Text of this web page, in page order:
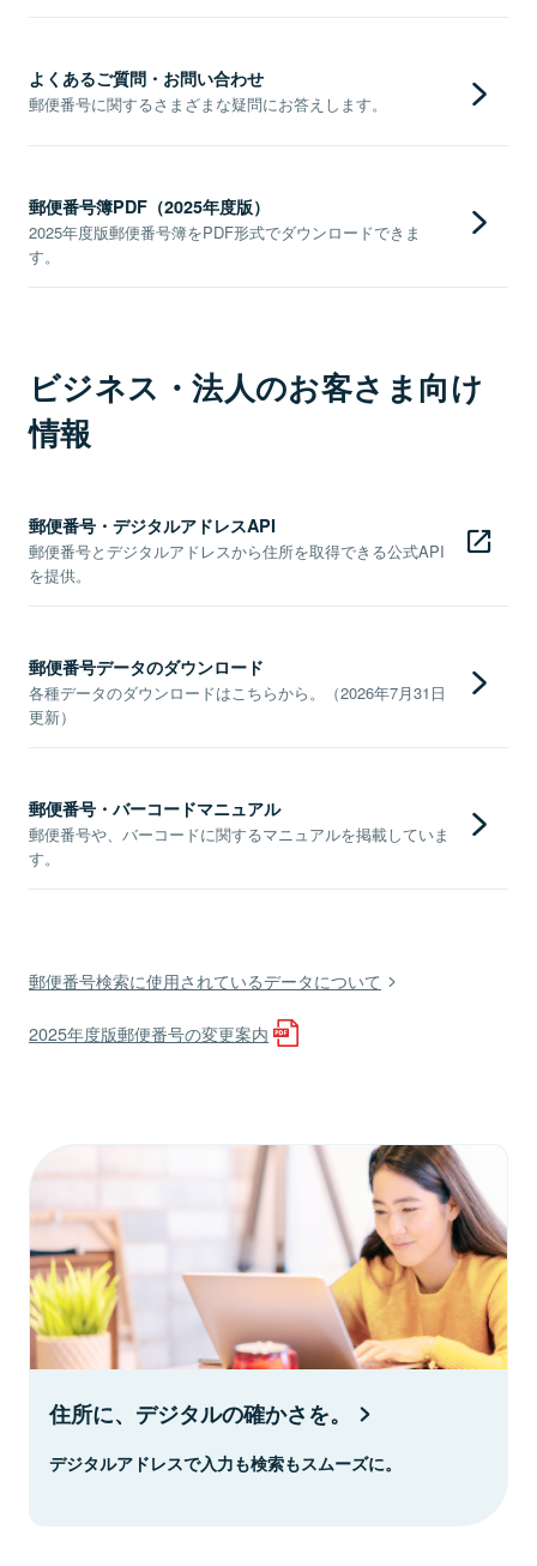
よくあるご質問・お問い合わせ
郵便番号に関するさまざまな疑問にお答えします。
郵便番号簿PDF（2025年度版）
2025年度版郵便番号簿をPDF形式でダウンロードできま
す。
ビジネス・法人のお客さま向け
情報
郵便番号・デジタルアドレスAPI
郵便番号とデジタルアドレスから住所を取得できる公式API
を提供。
郵便番号データのダウンロード
各種データのダウンロードはこちらから。（2026年7月31日
更新）
郵便番号・バーコードマニュアル
郵便番号や、バーコードに関するマニュアルを掲載していま
す。
郵便番号検索に使用されているデータについて
2025年度版郵便番号の変更案内
住所に、デジタルの確かさを。
デジタルアドレスで入力も検索もスムーズに。